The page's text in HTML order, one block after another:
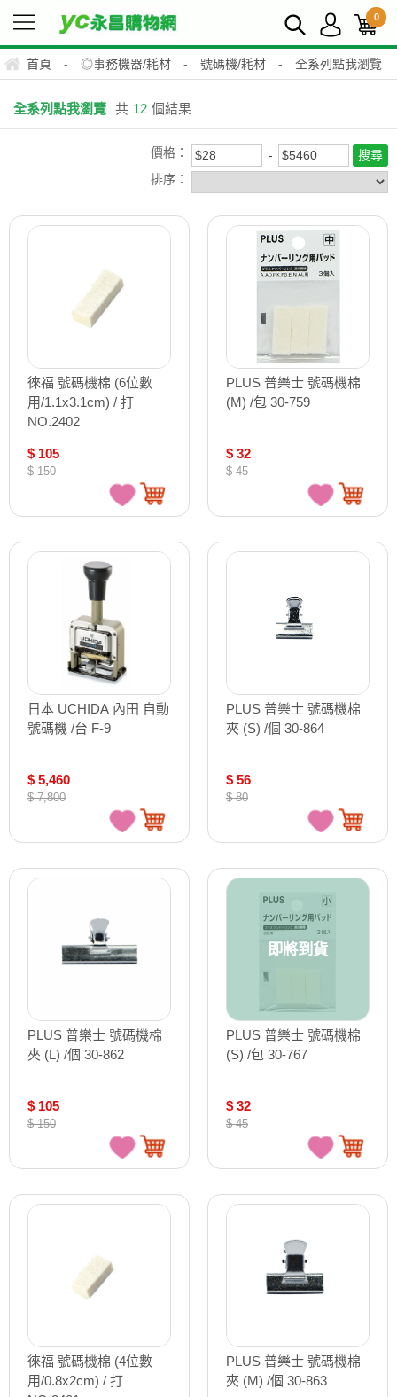
0
首頁 - ◎事務機器/耗材 - 號碼機/耗材 - 全系列點我瀏覽
全系列點我瀏覽 共 12 個結果
價格：
排序：
徠福 號碼機棉 (6位數
用/1.1x3.1cm) / 打
NO.2402
$ 105
$ 150
PLUS 普樂士 號碼機棉
(M) /包 30-759
$ 32
$ 45
日本 UCHIDA 內田 自動
號碼機 /台 F-9
$ 5,460
$ 7,800
PLUS 普樂士 號碼機棉
夾 (S) /個 30-864
$ 56
$ 80
PLUS 普樂士 號碼機棉
夾 (L) /個 30-862
$ 105
$ 150
即將到貨
PLUS 普樂士 號碼機棉
(S) /包 30-767
$ 32
$ 45
徠福 號碼機棉 (4位數
用/0.8x2cm) / 打
PLUS 普樂士 號碼機棉
夾 (M) /個 30-863